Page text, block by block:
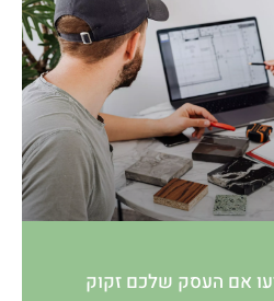
אם העסק שלכם זקוק